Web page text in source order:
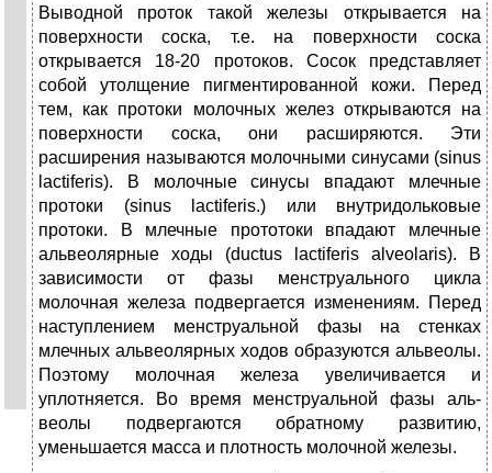
Выводной проток такой железы открыва­ется на
поверхности соска, т.е. на поверхности соска
открывается 18-20 протоков. Сосок представляет
собой утолщение пигментированной кожи. Перед
тем, как протоки молочных желез открываются на
поверхности сос­ка, они расширяются. Эти
расширения называются молочными синусами (sinus
lactiferis). В молочные синусы впадают млечные
протоки (sinus lactiferis.) или внутридольковые
протоки. В млечные прототоки впадают млечные
альвеолярные ходы (ductus lactiferis alveolaris). В
зависимости от фазы менструального цикла
молочная железа под­вергается изменениям. Перед
наступлением менструальной фазы на стен­ках
млечных альвеолярных ходов образуются альвеолы.
Поэтому молочная железа увеличивается и
уплотняется. Во время менструальной фазы аль­
веолы подвергаются обратному развитию,
уменьшается масса и плотность молочной железы.